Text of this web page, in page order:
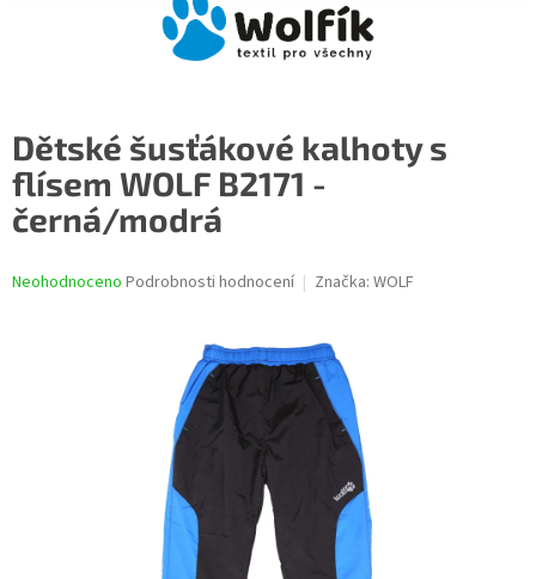
Dětské šusťákové kalhoty s
flísem WOLF B2171 -
černá/modrá
Průměrné
Neohodnoceno Podrobnosti hodnocení Značka: WOLF